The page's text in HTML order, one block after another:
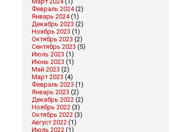
Февраль 2024(2)
Январь 2024(1)
Декабрь 2023 (2)
Ноябрь 2023 (1)
Октябрь 2023 (2)
Сентябрь 2023 (5)
Июль 2023 (1)
Июнь 2023 (1)
Май 2023 (2)
Март 2023 (4)
Февраль 2023 (1)
Январь 2023 (2)
Декабрь 2022 (2)
Ноябрь 2022 (3)
Октябрь 2022 (3)
Август 2022 (1)
Июль 2022 (1)